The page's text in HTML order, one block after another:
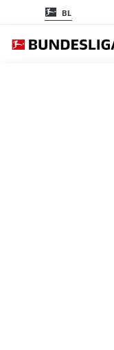
BL
Les